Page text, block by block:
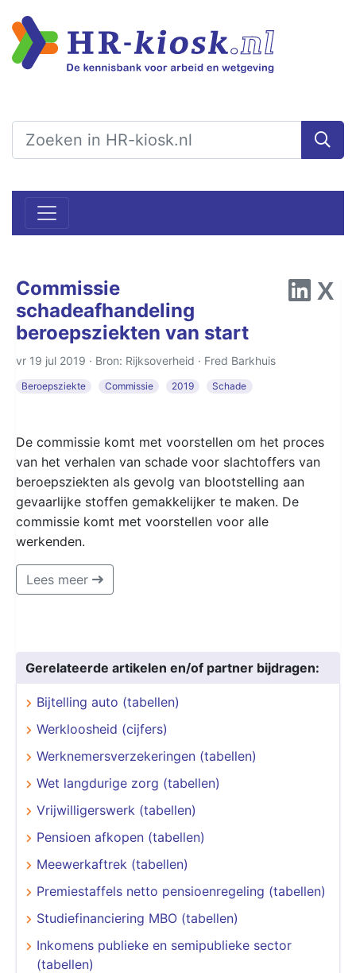
Commissie
schadeafhandeling
beroepsziekten van start
vr 19 jul 2019 · Bron: Rijksoverheid · Fred Barkhuis
Beroepsziekte Commissie 2019 Schade
De commissie komt met voorstellen om het proces
van het verhalen van schade voor slachtoffers van
beroepsziekten als gevolg van blootstelling aan
gevaarlijke stoffen gemakkelijker te maken. De
commissie komt met voorstellen voor alle
werkenden.
Lees meer
Gerelateerde artikelen en/of partner bijdragen:
Bijtelling auto (tabellen)
Werkloosheid (cijfers)
Werknemersverzekeringen (tabellen)
Wet langdurige zorg (tabellen)
Vrijwilligerswerk (tabellen)
Pensioen afkopen (tabellen)
Meewerkaftrek (tabellen)
Premiestaffels netto pensioenregeling (tabellen)
Studiefinanciering MBO (tabellen)
Inkomens publieke en semipublieke sector
(tabellen)